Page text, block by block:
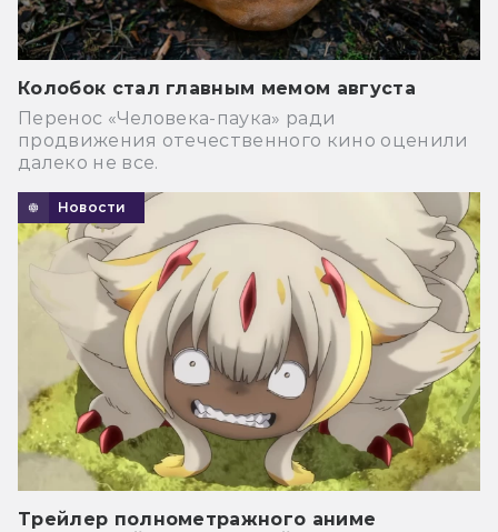
Колобок стал главным мемом августа
Перенос «Человека-паука» ради
продвижения отечественного кино оценили
далеко не все.
Новости
Трейлер полнометражного аниме